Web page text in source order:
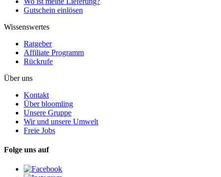
Gutschein einlösen
Wissenswertes
Ratgeber
Affiliate Programm
Rückrufe
Über uns
Kontakt
Über bloomling
Unsere Gruppe
Wir und unsere Umwelt
Freie Jobs
Folge uns auf